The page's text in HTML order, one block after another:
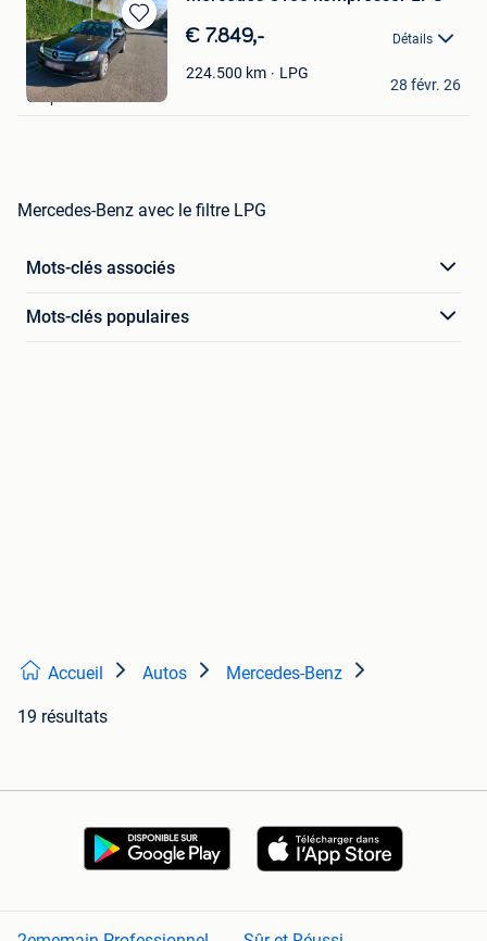
Sauvegarder
dans
Mes
Favoris
€ 7.849,- Détails
224.500 km LPG
Alexandre & A
Gerpinnes
28 févr. 26
Mercedes-Benz avec le filtre LPG
Mots-clés associés
Mots-clés populaires
Accueil Autos Mercedes-Benz
19 résultats